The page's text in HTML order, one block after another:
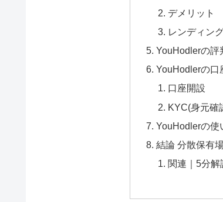
デメリット
レンディン
YouHodlerの評
YouHodlerの口
口座開設
KYC(身元確
YouHodlerの使
結論 分散保有
関連｜5分解